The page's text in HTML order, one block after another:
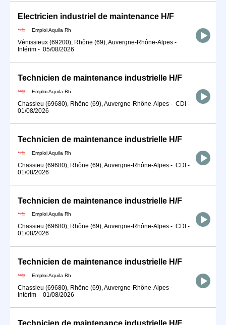
Electricien industriel de maintenance H/F
Emploi Aquila Rh
Vénissieux (69200), Rhône (69), Auvergne-Rhône-Alpes -
Intérim - 05/08/2026
Technicien de maintenance industrielle H/F
Emploi Aquila Rh
Chassieu (69680), Rhône (69), Auvergne-Rhône-Alpes - CDI -
01/08/2026
Technicien de maintenance industrielle H/F
Emploi Aquila Rh
Chassieu (69680), Rhône (69), Auvergne-Rhône-Alpes - CDI -
01/08/2026
Technicien de maintenance industrielle H/F
Emploi Aquila Rh
Chassieu (69680), Rhône (69), Auvergne-Rhône-Alpes - CDI -
01/08/2026
Technicien de maintenance industrielle H/F
Emploi Aquila Rh
Chassieu (69680), Rhône (69), Auvergne-Rhône-Alpes -
Intérim - 01/08/2026